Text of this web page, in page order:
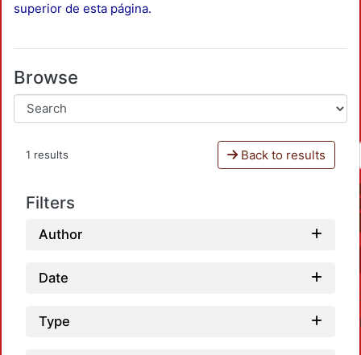
superior de esta página.
Browse
1 results Back to results
Filters
Author
Date
Type